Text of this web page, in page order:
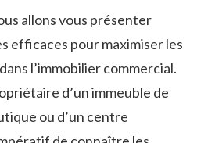
allons vous présenter
efficaces pour maximiser les
​l’immobilier commercial.⁣
d’un immeuble⁣ de
ou⁢ d’un‍ centre